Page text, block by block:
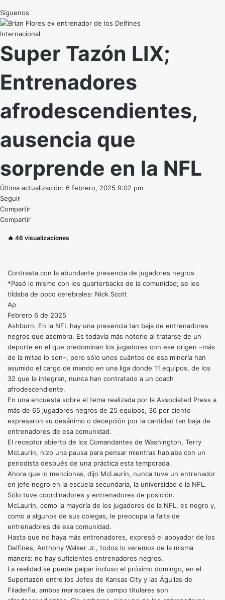
Síguenos
Internacional
Super Tazón LIX;
Entrenadores
afrodescendientes,
ausencia que
sorprende en la NFL
Última actualización: 6 febrero, 2025 9:02 pm
Seguir
Compartir
Compartir
🔥 46 visualizaciones
Contrasta con la abundante presencia de jugadores negros
*Pasó lo mismo con los quarterbacks de la comunidad; se les
tildaba de poco cerebrales: Nick Scott
Ap
Febrero 6 de 2025
Ashburn. En la NFL hay una presencia tan baja de entrenadores
negros que asombra. Es todavía más notorio al tratarse de un
deporte en el que predominan los jugadores con ese origen –más
de la mitad lo son–, pero sólo unos cuántos de esa minoría han
asumido el cargo de mando en una liga donde 11 equipos, de los
32 que la integran, nunca han contratado a un coach
afrodescendiente.
En una encuesta sobre el tema realizada por la Associated Press a
más de 65 jugadores negros de 25 equipos, 36 por ciento
expresaron su desánimo o decepción por la cantidad tan baja de
entrenadores de esa comunidad.
El receptor abierto de los Comandantes de Washington, Terry
McLaurin, hizo una pausa para pensar mientras hablaba con un
periodista después de una práctica esta temporada.
Ahora que lo mencionas, dijo McLaurin, nunca tuve un entrenador
en jefe negro en la escuela secundaria, la universidad o la NFL.
Sólo tuve coordinadores y entrenadores de posición.
McLaurin, como la mayoría de los jugadores de la NFL, es negro y,
como a algunos de sus colegas, le preocupa la falta de
entrenadores de esa comunidad.
Hasta que no haya más entrenadores, expresó el apoyador de los
Delfines, Anthony Walker Jr., todos lo veremos de la misma
manera: no hay suficientes entrenadores negros.
La realidad se puede palpar incluso el próximo domingo, en el
Supertazón entre los Jefes de Kansas City y las Águilas de
Filadelfia, ambos mariscales de campo titulares son